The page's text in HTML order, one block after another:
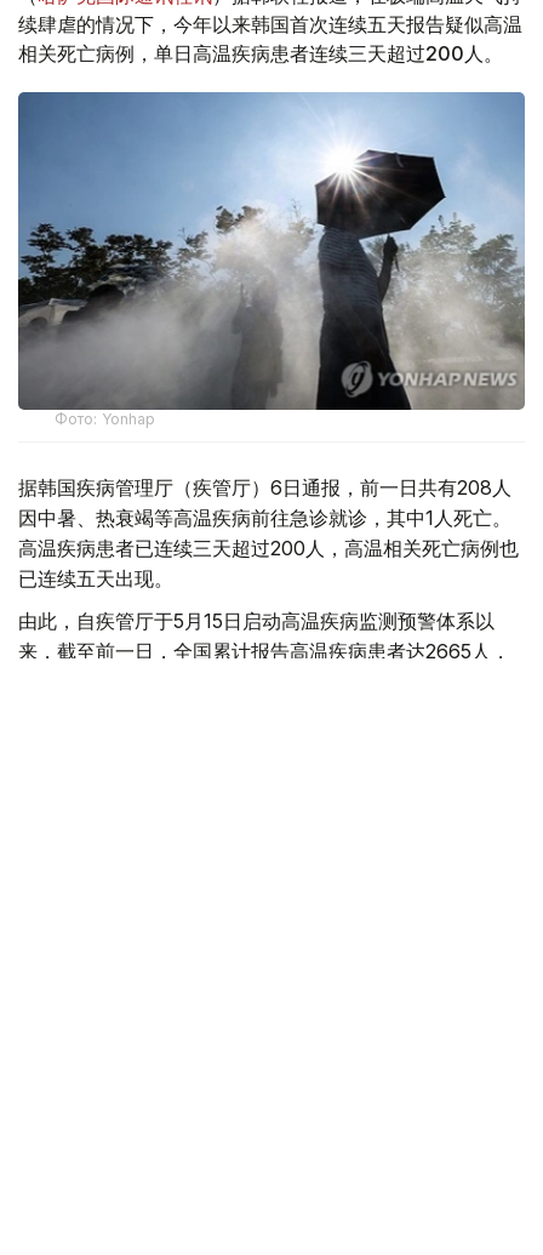
续肆虐的情况下，今年以来韩国首次连续五天报告疑似高温
相关死亡病例，单日高温疾病患者连续三天超过200人。
Фото: Yonhap
据韩国疾病管理厅（疾管厅）6日通报，前一日共有208人
因中暑、热衰竭等高温疾病前往急诊就诊，其中1人死亡。
高温疾病患者已连续三天超过200人，高温相关死亡病例也
已连续五天出现。
由此，自疾管厅于5月15日启动高温疾病监测预警体系以
来，截至前一日，全国累计报告高温疾病患者达2665人，